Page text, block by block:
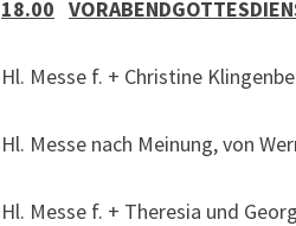
18.00
Hl. Messe f. + Christine
Hl. Messe nach Meinung, von
Hl. Messe f. + Theresia und